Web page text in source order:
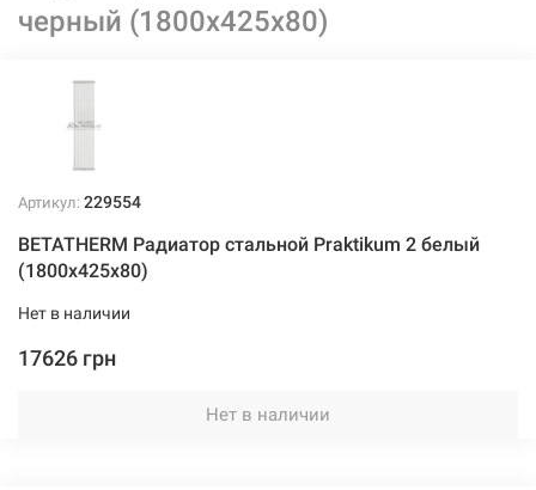
черный (1800х425х80)
Артикул: 229554
BETATHERM Радиатор стальной Praktikum 2 белый
(1800х425х80)
Нет в наличии
17626 грн
Нет в наличии